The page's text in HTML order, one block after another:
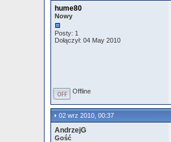
hume80
Nowy
Posty: 1
Dołączył: 04 May 2010
Offline
02 wrz 2010, 00:37
AndrzejG
Gość